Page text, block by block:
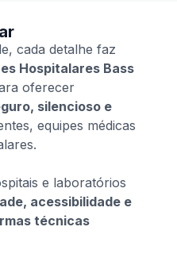
cada detalhe faz
Hospitalares Bass
oferecer
silencioso e
equipes médicas
e laboratórios
acessibilidade e
técnicas